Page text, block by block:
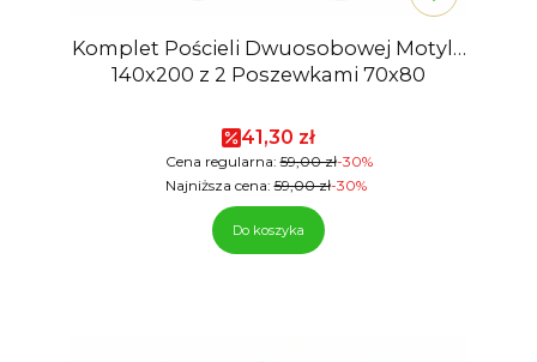
Komplet Pościeli Dwuosobowej Motyle
140x200 z 2 Poszewkami 70x80
Cena promocyjna
41,30 zł
Cena regularna: 59,00 zł-30%
Najniższa cena: 59,00 zł-30%
Do koszyka